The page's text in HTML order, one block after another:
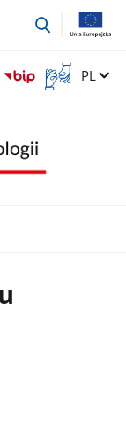
przejdź
Otwórz
okno
migowego
Zmień
PL